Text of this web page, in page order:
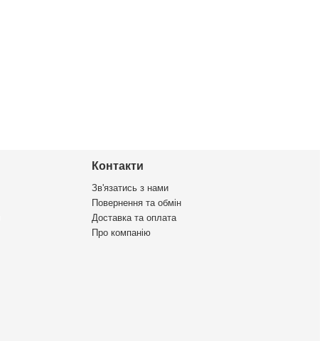
Контакти
Зв'язатись з нами
Повернення та обмін
Доставка та оплата
Про компанію